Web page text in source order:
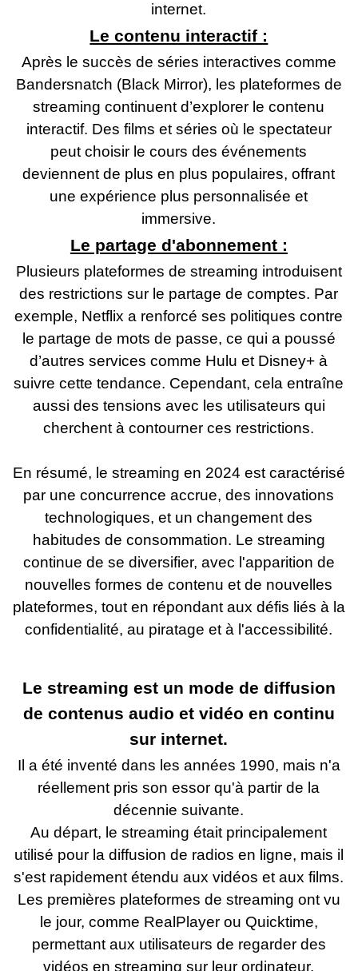
internet.
Le contenu interactif :
Après le succès de séries interactives comme
Bandersnatch (Black Mirror), les plateformes de
streaming continuent d’explorer le contenu
interactif. Des films et séries où le spectateur
peut choisir le cours des événements
deviennent de plus en plus populaires, offrant
une expérience plus personnalisée et
immersive.
Le partage d'abonnement :
Plusieurs plateformes de streaming introduisent
des restrictions sur le partage de comptes. Par
exemple, Netflix a renforcé ses politiques contre
le partage de mots de passe, ce qui a poussé
d’autres services comme Hulu et Disney+ à
suivre cette tendance. Cependant, cela entraîne
aussi des tensions avec les utilisateurs qui
cherchent à contourner ces restrictions.
En résumé, le streaming en 2024 est caractérisé
par une concurrence accrue, des innovations
technologiques, et un changement des
habitudes de consommation. Le streaming
continue de se diversifier, avec l'apparition de
nouvelles formes de contenu et de nouvelles
plateformes, tout en répondant aux défis liés à la
confidentialité, au piratage et à l'accessibilité.
Le streaming est un mode de diffusion
de contenus audio et vidéo en continu
sur internet.
Il a été inventé dans les années 1990, mais n'a
réellement pris son essor qu'à partir de la
décennie suivante.
Au départ, le streaming était principalement
utilisé pour la diffusion de radios en ligne, mais il
s'est rapidement étendu aux vidéos et aux films.
Les premières plateformes de streaming ont vu
le jour, comme RealPlayer ou Quicktime,
permettant aux utilisateurs de regarder des
vidéos en streaming sur leur ordinateur.